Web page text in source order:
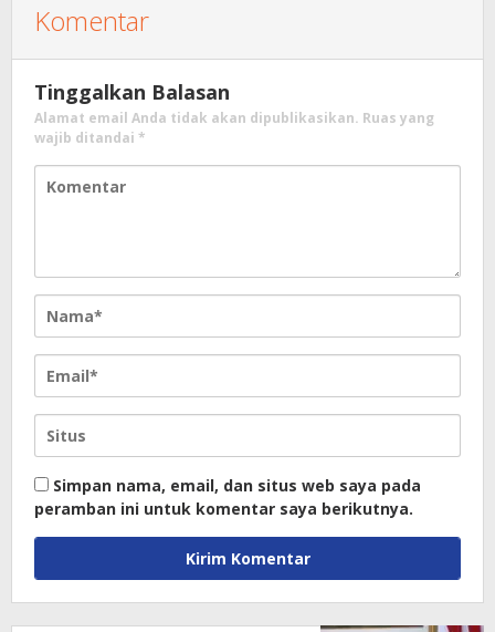
Komentar
Tinggalkan Balasan
Alamat email Anda tidak akan dipublikasikan. Ruas yang
wajib ditandai *
Simpan nama, email, dan situs web saya pada
peramban ini untuk komentar saya berikutnya.